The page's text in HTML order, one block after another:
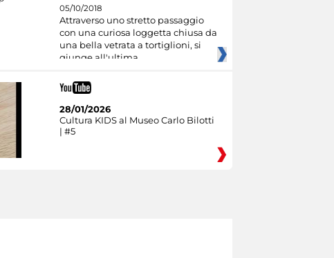
05/10/2018
Attraverso uno stretto passaggio
con una curiosa loggetta chiusa da
una bella vetrata a tortiglioni, si
giunge all'ultima
28/01/2026
Cultura KIDS al Museo Carlo Bilotti
| #5